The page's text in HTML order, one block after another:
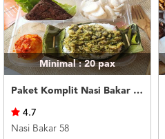
Minimal : 20pax
Paket Komplit Nasi Bakar Ayam Cabe Ijo
4.7
Nasi Bakar 58